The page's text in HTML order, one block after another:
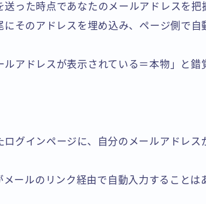
った時点であなたのメールアドレスを把
そのアドレスを埋め込み、ページ側で自
ルアドレスが表示されている＝本物」と錯
ログインページに、自分のメールアドレス
ールのリンク経由で自動入力することは